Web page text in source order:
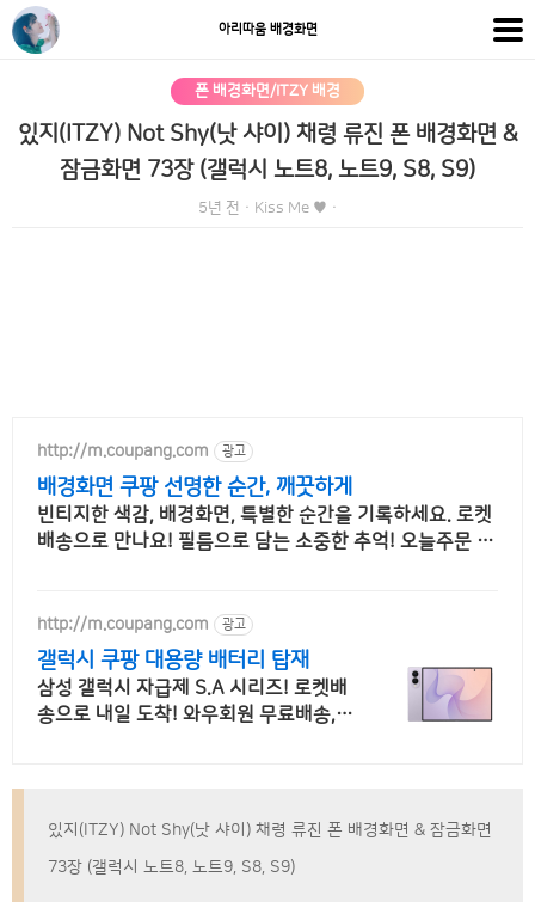
아리따움 배경화면
폰 배경화면/ITZY 배경
있지(ITZY) Not Shy(낫 샤이) 채령 류진 폰 배경화면 &
잠금화면 73장 (갤럭시 노트8, 노트9, S8, S9)
5년 전 · Kiss Me ♥ ·
http://m.coupang.com 광고
배경화면 쿠팡 선명한 순간, 깨끗하게
빈티지한 색감, 배경화면, 특별한 순간을 기록하세요. 로켓
배송으로 만나요! 필름으로 담는 소중한 추억! 오늘주문 내
http://m.coupang.com 광고
갤럭시 쿠팡 대용량 배터리 탑재
삼성 갤럭시 자급제 S.A 시리즈! 로켓배
송으로 내일 도착! 와우회원 무료배송, 3
있지(ITZY) Not Shy(낫 샤이) 채령 류진 폰 배경화면 & 잠금화면
73장 (갤럭시 노트8, 노트9, S8, S9)